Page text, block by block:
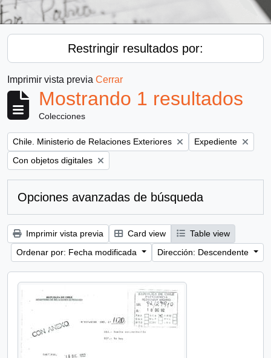
Restringir resultados por:
Imprimir vista previa Cerrar
Mostrando 1 resultados
Colecciones
Remove filter:
Chile. Ministerio de Relaciones Exteriores Remove filter:
Expediente
Remove filter:
Con objetos digitales
Opciones avanzadas de búsqueda
Imprimir vista previa Card view
Table view
Ordenar por: Fecha modificada
Dirección: Descendente